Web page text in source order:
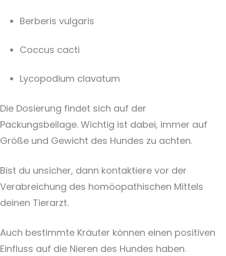
Berberis vulgaris
Coccus cacti
Lycopodium clavatum
Die Dosierung findet sich auf der
Packungsbeilage. Wichtig ist dabei, immer auf
Größe und Gewicht des Hundes zu achten.
Bist du unsicher, dann kontaktiere vor der
Verabreichung des homöopathischen Mittels
deinen Tierarzt.
Auch bestimmte Kräuter können einen positiven
Einfluss auf die Nieren des Hundes haben.